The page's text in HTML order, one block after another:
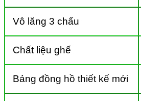
Vô lăng 3 chấu
Chất liệu ghế
Bảng đồng hồ thiết kế mới